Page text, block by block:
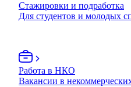
Стажировки и подработка
Для студентов и молодых
Работа в НКО
Вакансии в